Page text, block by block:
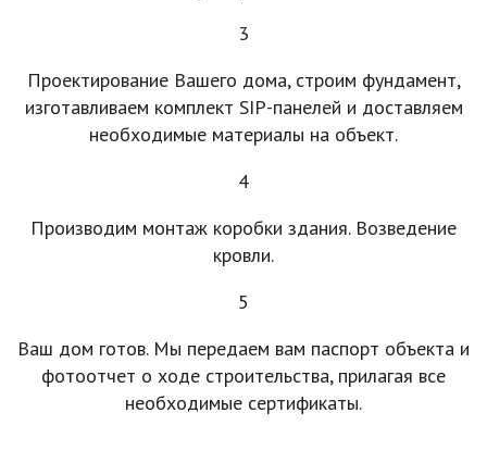
3
Проектирование Вашего дома, строим фундамент,
изготавливаем комплект SIP-панелей и доставляем
необходимые материалы на объект.
4
Производим монтаж коробки здания. Возведение
кровли.
5
Ваш дом готов. Мы передаем вам паспорт объекта и
фотоотчет о ходе строительства, прилагая все
необходимые сертификаты.